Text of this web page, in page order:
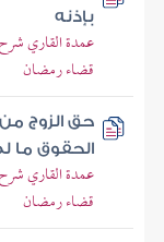
بإذنه
عمدة القاري
قضاء رمضان
حق الزوج
الحقوق ما
عمدة القاري
قضاء رمضان